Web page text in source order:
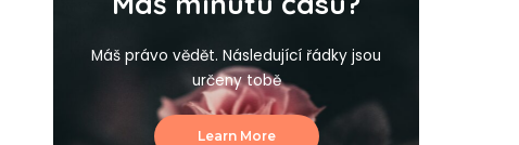
Máš právo vědět. Následující řádky jsou
určeny tobě
Learn More